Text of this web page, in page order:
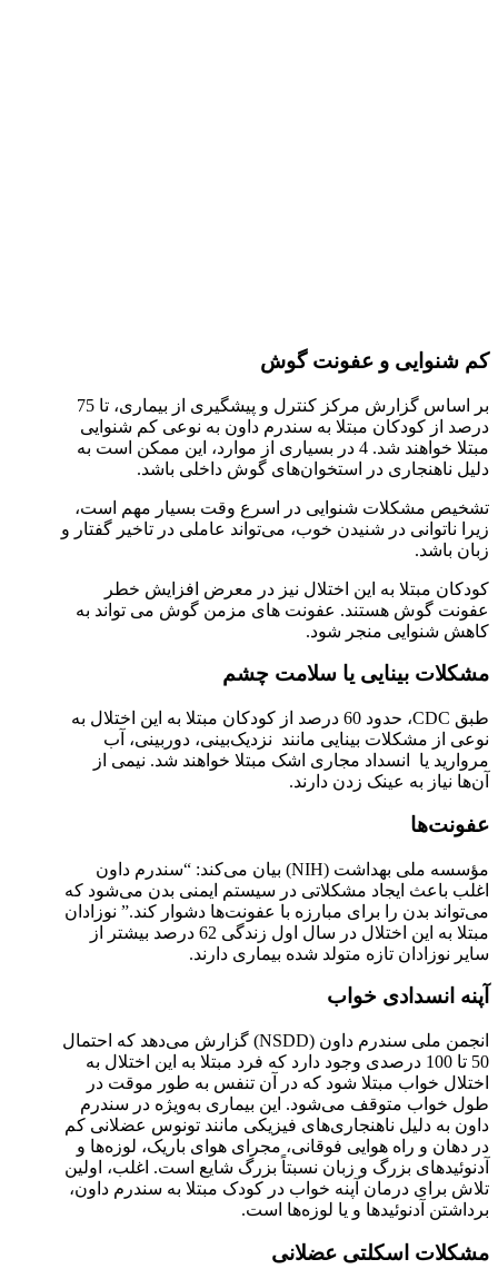
کم شنوایی و عفونت گوش
بر اساس گزارش مرکز کنترل و پیشگیری از بیماری، تا 75
درصد از کودکان مبتلا به سندرم داون به نوعی کم شنوایی
مبتلا خواهند شد. 4 در بسیاری از موارد، این ممکن است به
دلیل ناهنجاری در استخوان‌های گوش داخلی باشد.
تشخیص مشکلات شنوایی در اسرع وقت بسیار مهم است،
زیرا ناتوانی در شنیدن خوب، می‌تواند عاملی در تاخیر گفتار و
زبان باشد.
کودکان مبتلا به این اختلال نیز در معرض افزایش خطر
عفونت گوش هستند. عفونت های مزمن گوش می تواند به
کاهش شنوایی منجر شود.
مشکلات بینایی یا سلامت چشم
طبق CDC، حدود 60 درصد از کودکان مبتلا به این اختلال به
نوعی از مشکلات بینایی مانند نزدیک‌بینی، دوربینی، آب
مروارید یا انسداد مجاری اشک مبتلا خواهند شد. نیمی از
آن‌ها نیاز به عینک زدن دارند.
عفونت‌ها
مؤسسه ملی بهداشت (NIH) بیان می‌کند: “سندرم داون
اغلب باعث ایجاد مشکلاتی در سیستم ایمنی بدن می‌شود که
می‌تواند بدن را برای مبارزه با عفونت‌ها دشوار کند.” نوزادان
مبتلا به این اختلال در سال اول زندگی 62 درصد بیشتر از
سایر نوزادان تازه متولد شده بیماری دارند.
آپنه انسدادی خواب
انجمن ملی سندرم داون (NSDD) گزارش می‌دهد که احتمال
50 تا 100 درصدی وجود دارد که فرد مبتلا به این اختلال به
اختلال خواب مبتلا شود که در آن تنفس به طور موقت در
طول خواب متوقف می‌شود. این بیماری به‌ویژه در سندرم
داون به دلیل ناهنجاری‌های فیزیکی مانند تونوس عضلانی کم
در دهان و راه هوایی فوقانی، مجرای هوای باریک، لوزه‌ها و
آدنوئیدهای بزرگ و زبان نسبتاً بزرگ شایع است. اغلب، اولین
تلاش برای درمان آپنه خواب در کودک مبتلا به سندرم داون،
برداشتن آدنوئیدها و یا لوزه‌ها است.
مشکلات اسکلتی عضلانی